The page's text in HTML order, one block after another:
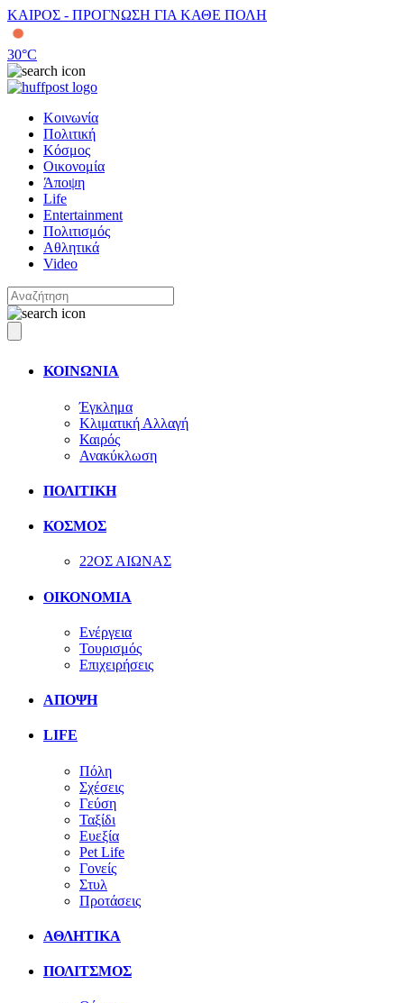
ΚΑΙΡΟΣ - ΠΡΟΓΝΩΣΗ ΓΙΑ ΚΑΘΕ ΠΟΛΗ
30°C
Κοινωνία
Πολιτική
Κόσμος
Οικονομία
Άποψη
Life
Entertainment
Πολιτισμός
Αθλητικά
Video
ΚΟΙΝΩΝΙΑ
Έγκλημα
Κλιματική Αλλαγή
Καιρός
Ανακύκλωση
ΠΟΛΙΤΙΚΗ
ΚΟΣΜΟΣ
22ΟΣ ΑΙΩΝΑΣ
ΟΙΚΟΝΟΜΙΑ
Ενέργεια
Τουρισμός
Επιχειρήσεις
ΑΠΟΨΗ
LIFE
Πόλη
Σχέσεις
Γεύση
Ταξίδι
Ευεξία
Pet Life
Γονείς
Στυλ
Προτάσεις
ΑΘΛΗΤΙΚΑ
ΠΟΛΙΤΣΜΟΣ